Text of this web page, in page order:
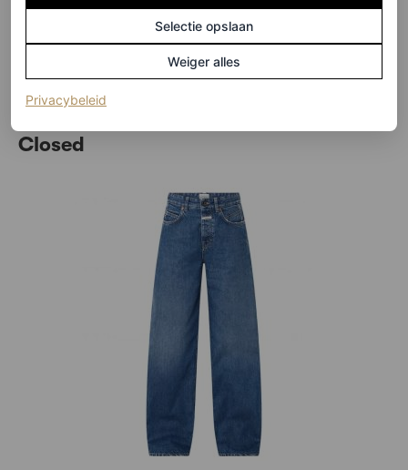
Oversized jeans, € 290
HIER TE KOOP
Closed
Selectie opslaan
Weiger alles
Privacybeleid